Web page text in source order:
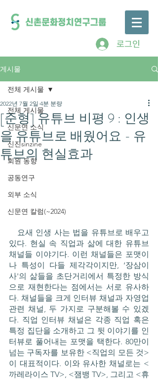
로그인
게시물
전체 게시물
신문연 소식
신진sinzine
회원 동향
공동연구
외부 소식
신문연 칼럼(~2024)
전체 게시물
[준형] 유튜브 비평 9 : 인생
을 유튜브로 배웠어요 - 유
튜브의 현실효과
2022년 7월 2일 4분 분량
있다. 현실 속 직업과 삶에 대한 유튜브
채널들 이야기다. 이런 채널들은 포맷이
나 특성이 다들 제각각이지만, ‘장삼이
사'의 삶들을 초단거리에서 특정한 방식
으로 재현한다는 점에서는 서로 유사하
다. 채널들을 크게 인터뷰 채널과 자영업
관련 채널, 두 가지로 구분해볼 수 있겠
다. 직업 인터뷰 채널은 각종 직업 혹은
특정 집단을 소개하고 그 뒷 이야기를 인
터뷰로 풀어내는 포맷을 택한다. 80만이
넘는 구독자를 보유한 <직업의 모든 것>
이 대표적이다. 이와 유사한 채널로는 <
까레라이스 TV>, <잼뱅 TV>, 그리고 <휴